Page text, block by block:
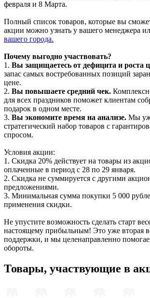
февраля и 8 Марта.
Полный список товаров, которые вы
акции можно узнать у вашего менеджера
вашего города.
Почему выгодно участвовать?
1. Вы защищаетесь от дефицита и роста
запас самых востребованных позиций
цене.
2. Вы повышаете средний чек.
для всех праздников поможет клиентам
подарок в одном месте.
3. Вы экономите время на анализе. Мы
стратегический набор товаров с
спросом.
Условия акции:
1. Скидка 20% действует на товары из
оплаченные в период с 28 по 29 января.
2. Скидка не суммируется с другими
предложениями.
3. Минимальная сумма покупки 5 000
применения скидки.
Не упустите возможность сделать старт
настоящему прибыльным! Это уже вторая
поддержки, и мы целенаправленно
обороты.
Товары, участвующие в